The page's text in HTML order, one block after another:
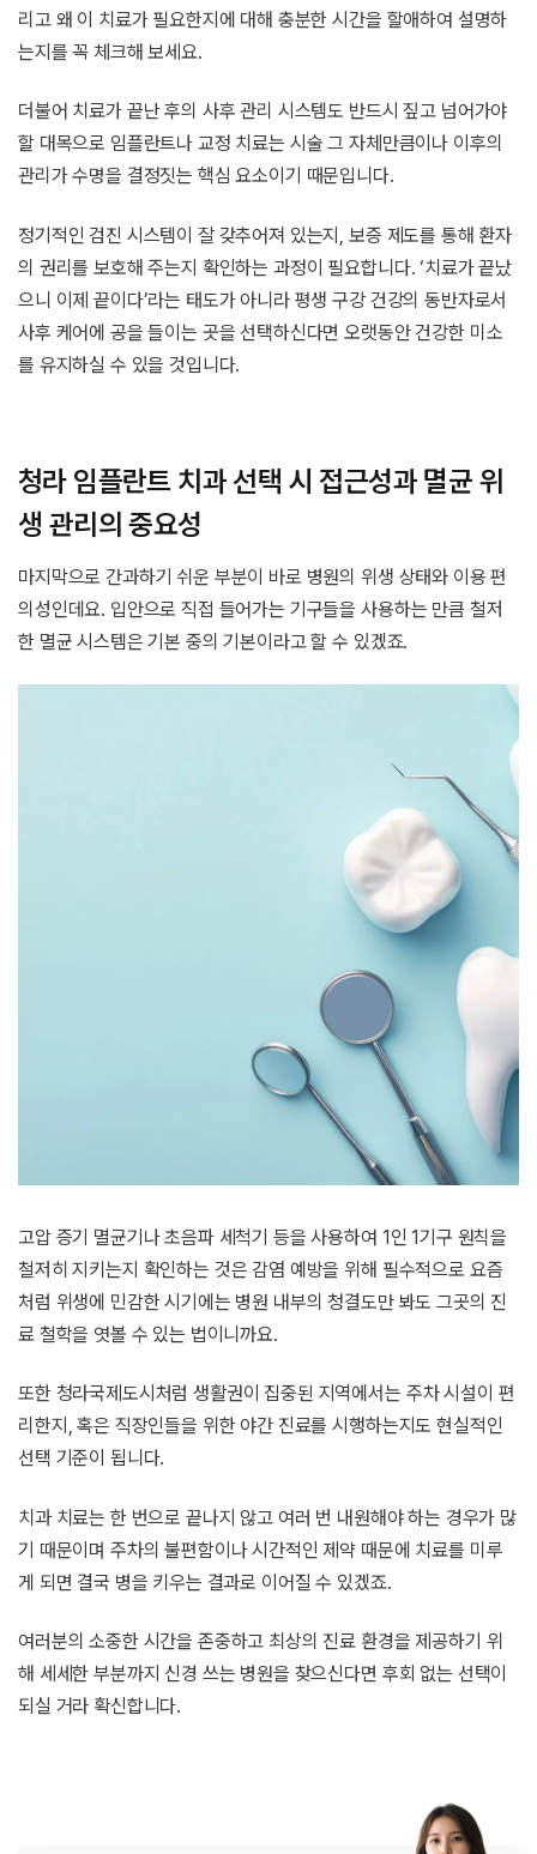
리고 왜 이 치료가 필요한지에 대해 충분한 시간을 할애하여 설명하
는지를 꼭 체크해 보세요.
더불어 치료가 끝난 후의 사후 관리 시스템도 반드시 짚고 넘어가야
할 대목으로 임플란트나 교정 치료는 시술 그 자체만큼이나 이후의
관리가 수명을 결정짓는 핵심 요소이기 때문입니다.
정기적인 검진 시스템이 잘 갖추어져 있는지, 보증 제도를 통해 환자
의 권리를 보호해 주는지 확인하는 과정이 필요합니다. ‘치료가 끝났
으니 이제 끝이다’라는 태도가 아니라 평생 구강 건강의 동반자로서
사후 케어에 공을 들이는 곳을 선택하신다면 오랫동안 건강한 미소
를 유지하실 수 있을 것입니다.
청라 임플란트 치과 선택 시 접근성과 멸균 위
생 관리의 중요성
마지막으로 간과하기 쉬운 부분이 바로 병원의 위생 상태와 이용 편
의성인데요. 입안으로 직접 들어가는 기구들을 사용하는 만큼 철저
한 멸균 시스템은 기본 중의 기본이라고 할 수 있겠죠.
고압 증기 멸균기나 초음파 세척기 등을 사용하여 1인 1기구 원칙을
철저히 지키는지 확인하는 것은 감염 예방을 위해 필수적으로 요즘
처럼 위생에 민감한 시기에는 병원 내부의 청결도만 봐도 그곳의 진
료 철학을 엿볼 수 있는 법이니까요.
또한 청라국제도시처럼 생활권이 집중된 지역에서는 주차 시설이 편
리한지, 혹은 직장인들을 위한 야간 진료를 시행하는지도 현실적인
선택 기준이 됩니다.
치과 치료는 한 번으로 끝나지 않고 여러 번 내원해야 하는 경우가 많
기 때문이며 주차의 불편함이나 시간적인 제약 때문에 치료를 미루
게 되면 결국 병을 키우는 결과로 이어질 수 있겠죠.
여러분의 소중한 시간을 존중하고 최상의 진료 환경을 제공하기 위
해 세세한 부분까지 신경 쓰는 병원을 찾으신다면 후회 없는 선택이
되실 거라 확신합니다.